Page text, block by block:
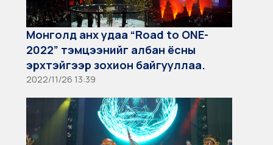
Монголд анх удаа “Road to ONE-
2022” тэмцээнийг албан ёсны
эрхтэйгээр зохион байгууллаа.
2022/11/26 13:39